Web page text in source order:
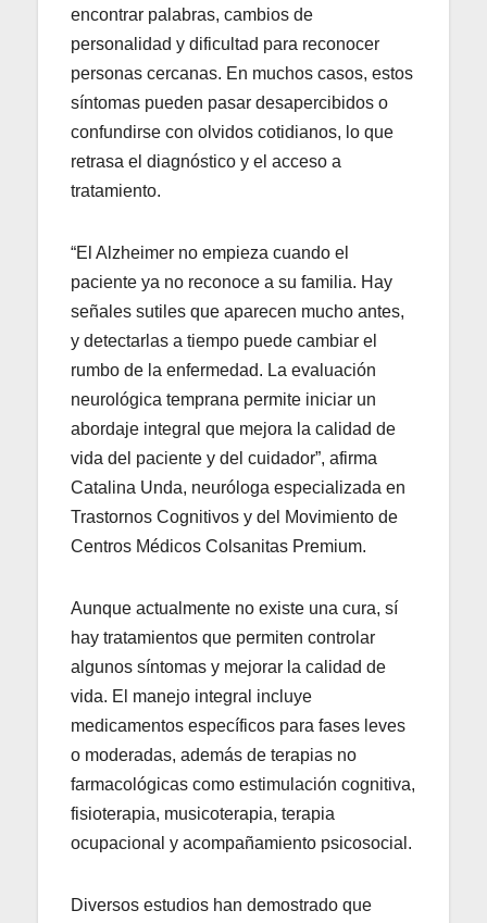
encontrar palabras, cambios de
personalidad y dificultad para reconocer
personas cercanas. En muchos casos, estos
síntomas pueden pasar desapercibidos o
confundirse con olvidos cotidianos, lo que
retrasa el diagnóstico y el acceso a
tratamiento.
“El Alzheimer no empieza cuando el
paciente ya no reconoce a su familia. Hay
señales sutiles que aparecen mucho antes,
y detectarlas a tiempo puede cambiar el
rumbo de la enfermedad. La evaluación
neurológica temprana permite iniciar un
abordaje integral que mejora la calidad de
vida del paciente y del cuidador”, afirma
Catalina Unda, neuróloga especializada en
Trastornos Cognitivos y del Movimiento de
Centros Médicos Colsanitas Premium.
Aunque actualmente no existe una cura, sí
hay tratamientos que permiten controlar
algunos síntomas y mejorar la calidad de
vida. El manejo integral incluye
medicamentos específicos para fases leves
o moderadas, además de terapias no
farmacológicas como estimulación cognitiva,
fisioterapia, musicoterapia, terapia
ocupacional y acompañamiento psicosocial.
Diversos estudios han demostrado que